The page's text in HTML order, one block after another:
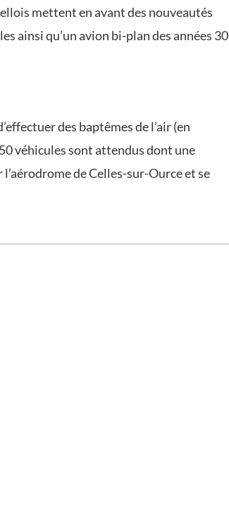
mettent en avant des nouveautés
ainsi qu’un avion bi-plan des années 30
des baptêmes de l’air (en
véhicules sont attendus dont une
de Celles-sur-Ource et se